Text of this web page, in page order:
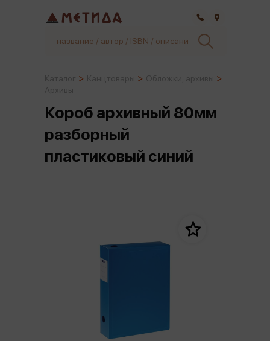
Короб архивный 80мм
разборный
пластиковый синий